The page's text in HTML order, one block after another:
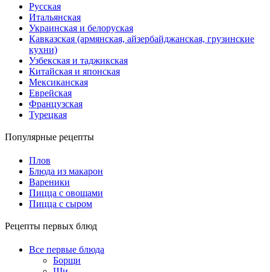
Русская
Итальянская
Украинская и белоруская
Кавказская (армянская, айзербайджанская, грузинские
кухни)
Узбекская и таджикская
Китайская и японская
Мексиканская
Еврейская
Французская
Турецкая
Популярные рецепты
Плов
Блюда из макарон
Вареники
Пицца с овощами
Пицца с сыром
Рецепты первых блюд
Все первые блюда
Борщи